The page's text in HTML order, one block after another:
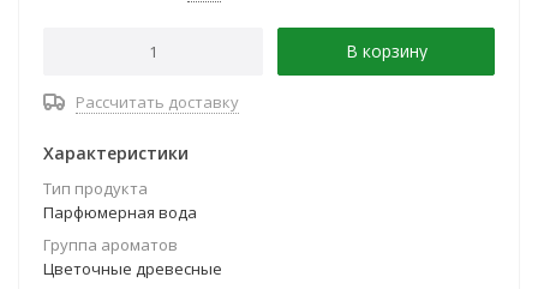
В корзину
Рассчитать доставку
Характеристики
Тип продукта
Парфюмерная вода
Группа ароматов
Цветочные древесные